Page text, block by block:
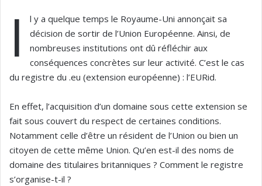
I
l y a quelque temps le Royaume-Uni annonçait sa
décision de sortir de l’Union Européenne. Ainsi, de
nombreuses institutions ont dû réfléchir aux
conséquences concrètes sur leur activité. C’est le cas
du registre du .eu (extension européenne) : l’EURid.
En effet, l’acquisition d’un domaine sous cette extension se
fait sous couvert du respect de certaines conditions.
Notamment celle d’être un résident de l’Union ou bien un
citoyen de cette même Union. Qu’en est-il des noms de
domaine des titulaires britanniques ? Comment le registre
s’organise-t-il ?